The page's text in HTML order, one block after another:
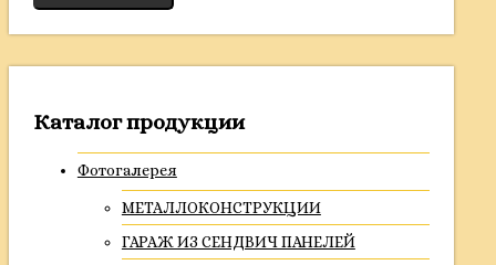
Каталог продукции
Фотогалерея
МЕТАЛЛОКОНСТРУКЦИИ
ГАРАЖ ИЗ СЕНДВИЧ ПАНЕЛЕЙ